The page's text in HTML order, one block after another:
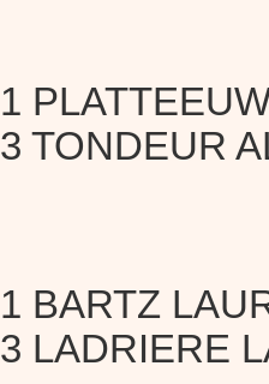
1
3 TONDEUR
1 BARTZ
3 LADRIERE